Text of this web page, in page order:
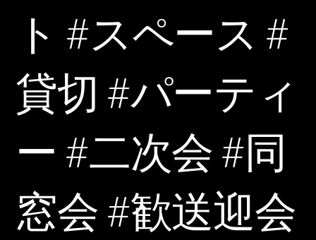
ト #スペース #
貸切 #パーティ
ー #二次会 #同
窓会 #歓送迎会